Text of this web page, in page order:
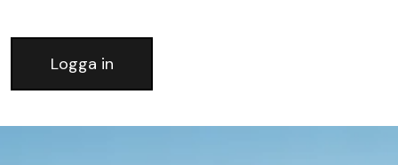
Logga in